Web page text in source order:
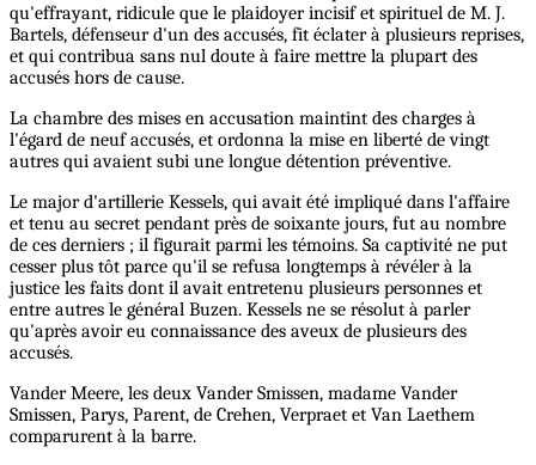
qu'effrayant, ridicule que le plaidoyer incisif et spirituel de M. J.
Bartels, défenseur d'un des accusés, fit éclater à plusieurs reprises,
et qui contribua sans nul doute à faire mettre la plupart des
accusés hors de cause.
La chambre des mises en accusation maintint des charges à
l'égard de neuf accusés, et ordonna la mise en liberté de vingt
autres qui avaient subi une longue détention préventive.
Le major d'artillerie Kessels, qui avait été impliqué dans l'affaire
et tenu au secret pendant près de soixante jours, fut au nombre
de ces derniers ; il figurait parmi les témoins. Sa captivité ne put
cesser plus tôt parce qu'il se refusa longtemps à révéler à la
justice les faits dont il avait entretenu plusieurs personnes et
entre autres le général Buzen. Kessels ne se résolut à parler
qu'après avoir eu connaissance des aveux de plusieurs des
accusés.
Vander Meere, les deux Vander Smissen, madame Vander
Smissen, Parys, Parent, de Crehen, Verpraet et Van Laethem
comparurent à la barre.